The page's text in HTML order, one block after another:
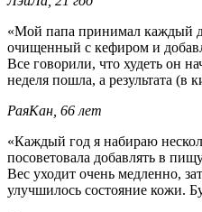
«Мой папа принимал каждый
очищенный с кефиром и
Все говорили, что худеть он
неделя пошла, а результата (в
РаяКан, 66 лет
«Каждый год я набираю
посоветовала добавлять в
Вес уходит очень медленно,
улучшилось состояние кожи.